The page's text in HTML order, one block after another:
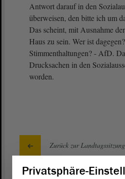
Antwort darauf in den
überweisen, den bitte ich um
Das scheint, mit Ausnahme
Haus zu sein. Wer ist
Stimmenthaltungen? - AfD.
Drucksachen in den
worden.
Zurück zur Landtagssitzung
Privatsphäre-